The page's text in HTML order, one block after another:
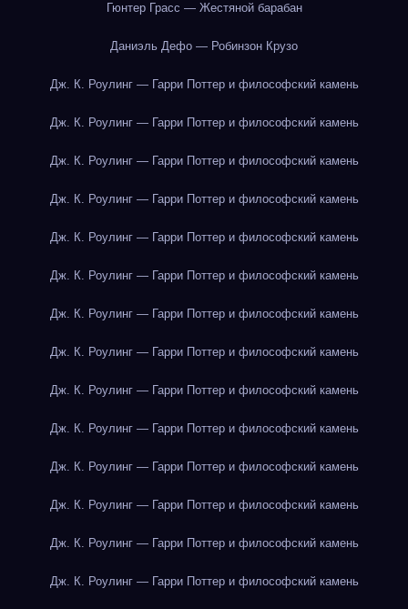
Гюнтер Грасс — Жестяной барабан
Даниэль Дефо — Робинзон Крузо
Дж. К. Роулинг — Гарри Поттер и философский камень
Дж. К. Роулинг — Гарри Поттер и философский камень
Дж. К. Роулинг — Гарри Поттер и философский камень
Дж. К. Роулинг — Гарри Поттер и философский камень
Дж. К. Роулинг — Гарри Поттер и философский камень
Дж. К. Роулинг — Гарри Поттер и философский камень
Дж. К. Роулинг — Гарри Поттер и философский камень
Дж. К. Роулинг — Гарри Поттер и философский камень
Дж. К. Роулинг — Гарри Поттер и философский камень
Дж. К. Роулинг — Гарри Поттер и философский камень
Дж. К. Роулинг — Гарри Поттер и философский камень
Дж. К. Роулинг — Гарри Поттер и философский камень
Дж. К. Роулинг — Гарри Поттер и философский камень
Дж. К. Роулинг — Гарри Поттер и философский камень